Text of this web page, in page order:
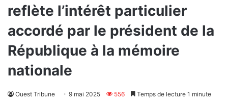
reflète l’intérêt particulier
accordé par le président de la
République à la mémoire
nationale
Ouest Tribune 9 mai 2025 556 Temps de lecture 1 minute